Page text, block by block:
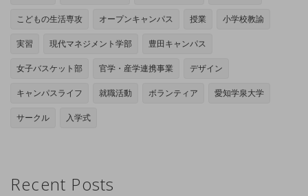
こどもの生活専攻 オープンキャンパス 授業 小学校教諭
実習 現代マネジメント学部 豊田キャンパス
女子バスケット部 官学・産学連携事業 デザイン
キャンパスライフ 就職活動 ボランティア 愛知学泉大学
サークル 入学式
Recent Posts